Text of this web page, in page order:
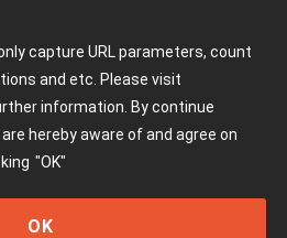
capture URL parameters, count
and etc. Please visit
information. By continue
hereby aware of and agree on
"OK"
OK